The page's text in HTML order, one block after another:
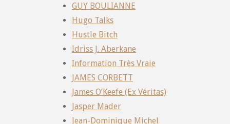
GUY BOULIANNE
Hugo Talks
Hustle Bitch
Idriss J. Aberkane
Information Très Vraie
JAMES CORBETT
James O’Keefe (Ex Véritas)
Jasper Mader
Jean-Dominique Michel